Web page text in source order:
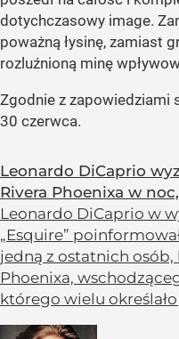
dotychczasowy image.
poważną łysinę, zamiast
rozluźnioną minę
Zgodnie z zapowiedziami
30 czerwca.
Leonardo DiCaprio
Rivera Phoenixa w
Leonardo DiCaprio w
„Esquire”
jedną z ostatnich osób,
Phoenixa,
którego wielu